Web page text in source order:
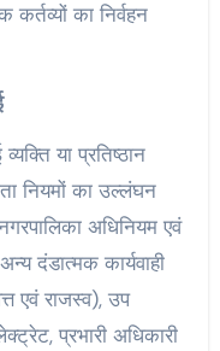
का निर्वहन
या प्रतिष्ठान
नियमों का उल्लंघन
अधिनियम एवं
दंडात्मक कार्यवाही
एवं राजस्व), उप
प्रभारी अधिकारी